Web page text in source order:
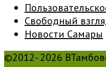
Свободный
Новости Самары
©2012- 2026